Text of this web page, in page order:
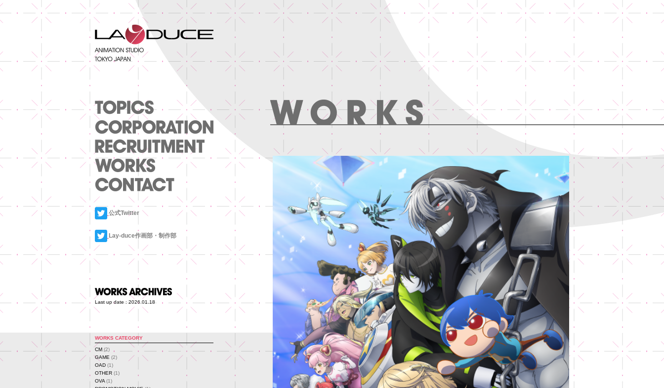
公式Twitter
Lay-duce作画部・制作部
Last up date : 2026.01.18
WORKS CATEGORY
CM (2)
GAME (2)
OAD (1)
OTHER (1)
OVA (1)